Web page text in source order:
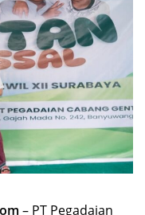
– PT Pegadaian